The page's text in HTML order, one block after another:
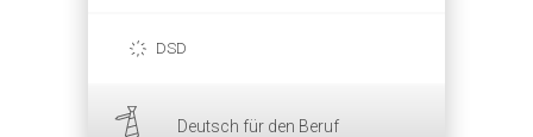
DSD
Deutsch für den Beruf